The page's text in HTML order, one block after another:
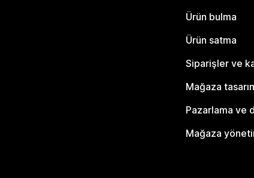
Ürün bulma
Ürün satma
Siparişler ve
Mağaza
Pazarlama ve
Mağaza